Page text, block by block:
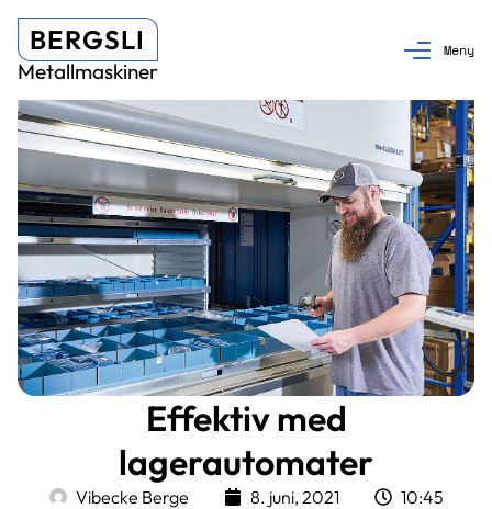
BERGSLI
Metallmaskiner
Effektiv med
lagerautomater
Vibecke Berge 8. juni, 2021 10:45